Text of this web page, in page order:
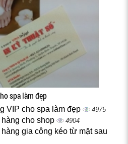
spa làm đẹp
VIP cho spa làm đẹp 4975
cho shop 4904
gia công kéo từ mặt sau